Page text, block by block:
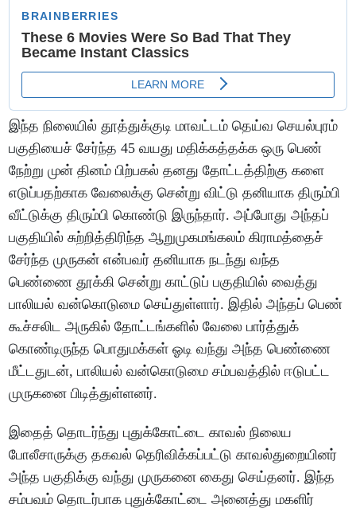
இந்த நிலையில் தூத்துக்குடி மாவட்டம் தெய்வ செயல்புரம்
பகுதியைச் சேர்ந்த 45 வயது மதிக்கத்தக்க ஒரு பெண்
நேற்று முன் தினம் பிற்பகல் தனது தோட்டத்திற்கு களை
எடுப்பதற்காக வேலைக்கு சென்று விட்டு தனியாக திரும்பி
வீட்டுக்கு திரும்பி கொண்டு இருந்தார். அப்போது அந்தப்
பகுதியில் சுற்றித்திரிந்த ஆறுமுகமங்கலம் கிராமத்தைச்
சேர்ந்த முருகன் என்பவர் தனியாக நடந்து வந்த
பெண்ணை தூக்கி சென்று காட்டுப் பகுதியில் வைத்து
பாலியல் வன்கொடுமை செய்துள்ளார். இதில் அந்தப் பெண்
கூச்சலிட அருகில் தோட்டங்களில் வேலை பார்த்துக்
கொண்டிருந்த பொதுமக்கள் ஓடி வந்து அந்த பெண்ணை
மீட்டதுடன், பாலியல் வன்கொடுமை சம்பவத்தில் ஈடுபட்ட
முருகனை பிடித்துள்ளனர்.
இதைத் தொடர்ந்து புதுக்கோட்டை காவல் நிலைய
போலீசாருக்கு தகவல் தெரிவிக்கப்பட்டு காவல்துறையினர்
அந்த பகுதிக்கு வந்து முருகனை கைது செய்தனர். இந்த
சம்பவம் தொடர்பாக புதுக்கோட்டை அனைத்து மகளிர்